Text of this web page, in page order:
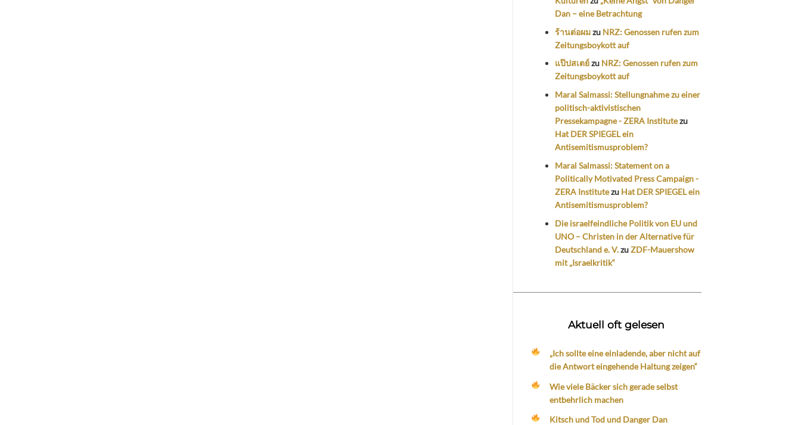
Dan – eine Betrachtung
ร้านต่อผมzu NRZ: Genossen rufen zum
Zeitungsboykott auf
แป๊ปสเตย์zu NRZ: Genossen rufen zum
Zeitungsboykott auf
Maral Salmassi: Stellungnahme zu einer
politisch-aktivistischen
Pressekampagne - ZERA Institutezu
Hat DER SPIEGEL ein
Antisemitismusproblem?
Maral Salmassi: Statement on a
Politically Motivated Press Campaign -
ZERA Institutezu Hat DER SPIEGEL ein
Antisemitismusproblem?
Die israelfeindliche Politik von EU und
UNO – Christen in der Alternative für
Deutschland e. V.zuZDF-Mauershow
mit „Israelkritik“
Aktuell oft gelesen
„Ich sollte eine einladende, aber nicht auf
die Antwort eingehende Haltung zeigen“
Wie viele Bäcker sich gerade selbst
entbehrlich machen
Kitsch und Tod und Danger Dan